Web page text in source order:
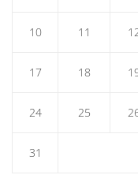
10 11
17 18
24 25
31